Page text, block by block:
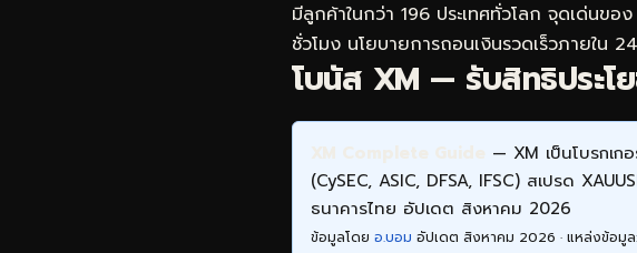
มีลูกค้าในกว่า 196 ประเทศทั่วโลก จุดเด่นข
ชั่วโมง นโยบายการถอนเงินรวดเร็วภายใน
โบนัส XM — รับสิทธิประโ
XM Complete Guide — XM เป็นโบรกเก
(CySEC, ASIC, DFSA, IFSC) สเปรด
ธนาคารไทย อัปเดต สิงหาคม 2026
ข้อมูลโดย อ.บอม อัปเดต สิงหาคม 2026 · แหล่งข้อมูล: